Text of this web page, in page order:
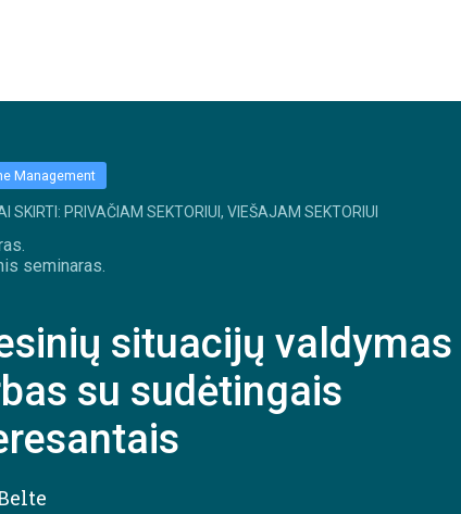
Management
SKIRTI: PRIVAČIAM SEKTORIUI, VIEŠAJAM SEKTORIUI
seminaras.
situacijų valdymas
su sudėtingais